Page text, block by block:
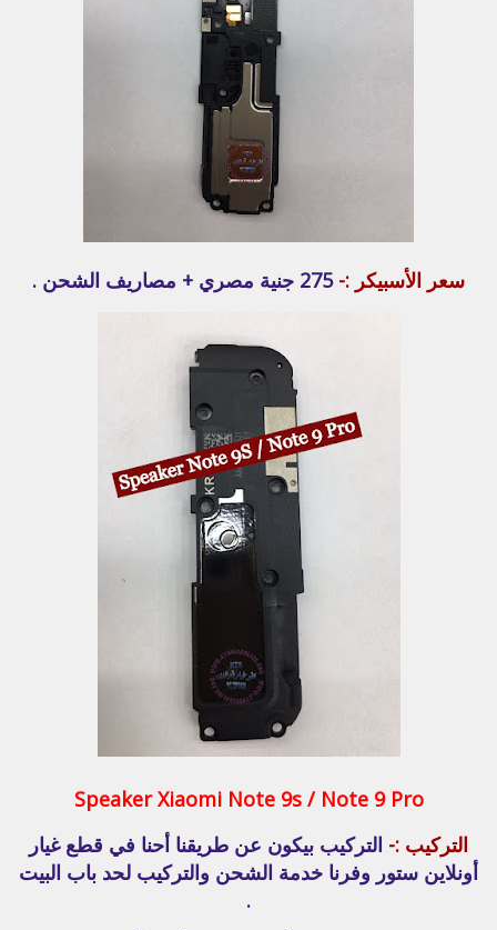
سعر الأسبيكر :- 275 جنية مصري + مصاريف الشحن .
Speaker Xiaomi Note 9s / Note 9 Pro
التركيب :- التركيب بيكون عن طريقنا أحنا في قطع غيار
أونلاين ستور وفرنا خدمة الشحن والتركيب لحد باب البيت
.